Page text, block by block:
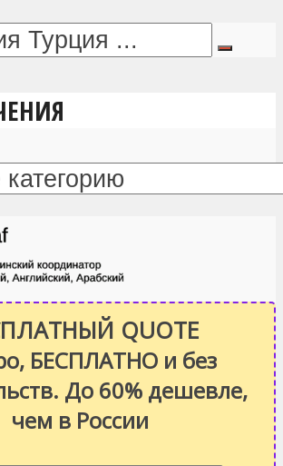
QUOTE
БЕСПЛАТНО и без
До 60% дешевле,
чем в России